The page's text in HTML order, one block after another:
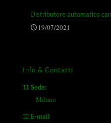
Distributore automatico
19/07/2021
Info & Contatti
Sede:
Milano
E-mail